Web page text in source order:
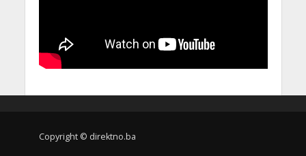
Copyright © direktno.ba